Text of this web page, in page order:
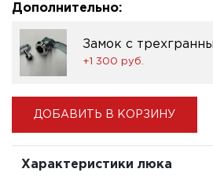
Дополнительно:
Замок с
+1 300 pуб.
ДОБАВИТЬ В КОРЗИНУ
Характеристики люка